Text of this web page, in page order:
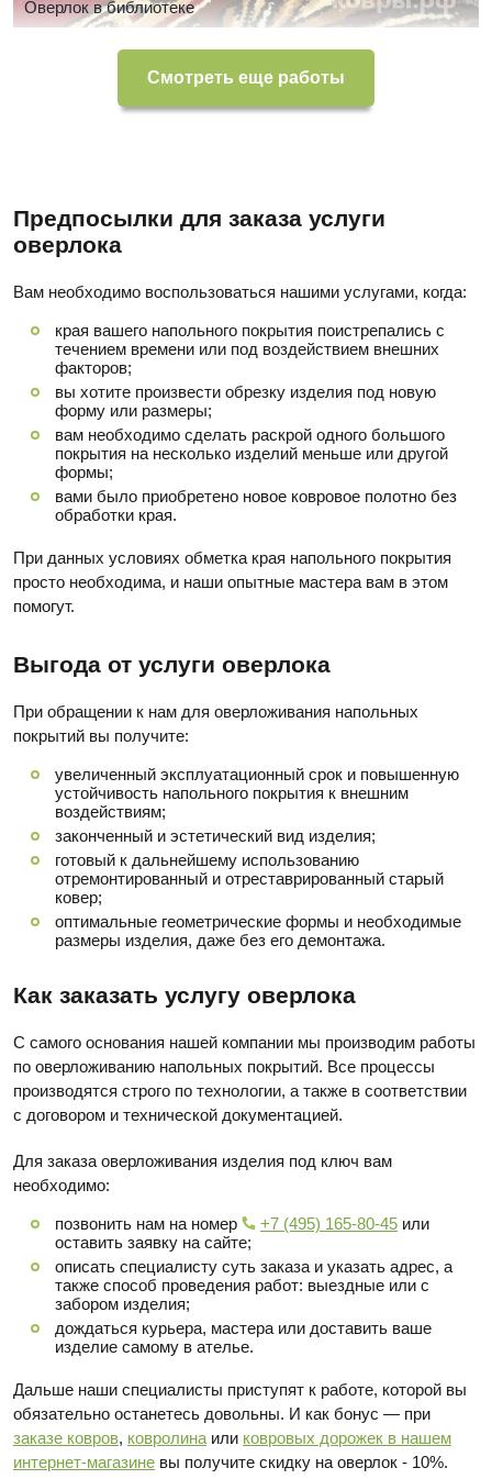
Оверлок в библиотеке
Смотреть еще работы
Предпосылки для заказа услуги
оверлока
Вам необходимо воспользоваться нашими услугами, когда:
края вашего напольного покрытия поистрепались с
течением времени или под воздействием внешних
факторов;
вы хотите произвести обрезку изделия под новую
форму или размеры;
вам необходимо сделать раскрой одного большого
покрытия на несколько изделий меньше или другой
формы;
вами было приобретено новое ковровое полотно без
обработки края.
При данных условиях обметка края напольного покрытия
просто необходима, и наши опытные мастера вам в этом
помогут.
Выгода от услуги оверлока
При обращении к нам для оверложивания напольных
покрытий вы получите:
увеличенный эксплуатационный срок и повышенную
устойчивость напольного покрытия к внешним
воздействиям;
законченный и эстетический вид изделия;
готовый к дальнейшему использованию
отремонтированный и отреставрированный старый
ковер;
оптимальные геометрические формы и необходимые
размеры изделия, даже без его демонтажа.
Как заказать услугу оверлока
С самого основания нашей компании мы производим работы
по оверложиванию напольных покрытий. Все процессы
производятся строго по технологии, а также в соответствии
с договором и технической документацией.
Для заказа оверложивания изделия под ключ вам
необходимо:
позвонить нам на номер +7 (495) 165-80-45 или
оставить заявку на сайте;
описать специалисту суть заказа и указать адрес, а
также способ проведения работ: выездные или с
забором изделия;
дождаться курьера, мастера или доставить ваше
изделие самому в ателье.
Дальше наши специалисты приступят к работе, которой вы
обязательно останетесь довольны. И как бонус — при
заказе ковров, ковролина или ковровых дорожек в нашем
интернет-магазине вы получите скидку на оверлок - 10%.